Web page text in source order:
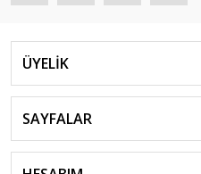
ÜYELİK
SAYFALAR